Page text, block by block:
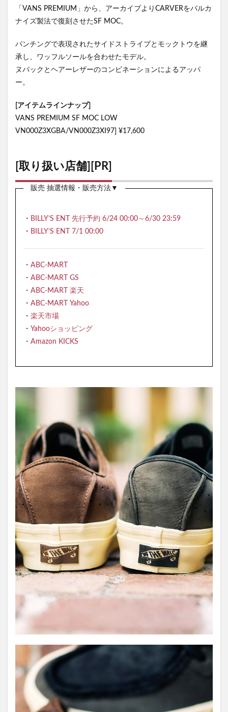
「VANS PREMIUM」から、アーカイブよりCARVERをバルカ
ナイズ製法で復刻させたSF MOC。
パンチングで表現されたサイドストライプとモックトウを継
承し、ワッフルソールを合わせたモデル。
ヌバックとヘアーレザーのコンビネーションによるアッパ
ー。
[アイテムラインナップ]
VANS PREMIUM SF MOC LOW
VN000Z3XGBA/VN000Z3XI97] ¥17,600
[取り扱い店舗][PR]
販売 抽選情報・販売方法▼
・ BILLY’S ENT 先行予約 6/24 00:00～6/30 23:59
・ BILLY’S ENT 7/1 00:00
・ ABC-MART
・ ABC-MART GS
・ ABC-MART 楽天
・ ABC-MART Yahoo
・ 楽天市場
・ Yahooショッピング
・ Amazon KICKS